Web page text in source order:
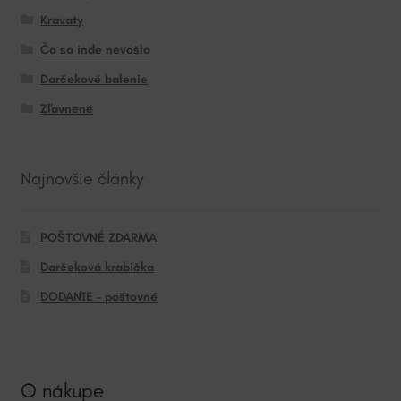
Kravaty
Čo sa inde nevošlo
Darčekové balenie
Zľavnené
Najnovšie články
POŠTOVNÉ ZDARMA
Darčeková krabička
DODANIE – poštovné
O nákupe